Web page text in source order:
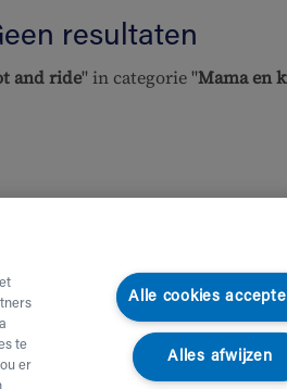
resultaten
and ride" in categorie "Mama en
te
er
Alle cookies
Alles afwijzen